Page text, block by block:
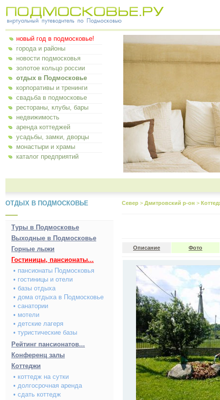
новый год в подмосковье!
города и районы
новости подмосковья
золотое кольцо россии
отдых в Подмосковье
корпоративы и тренинги
свадьба в подмосковье
рестораны, клубы, бары
недвижимость
аренда коттеджей
усадьбы, замки, дворцы
монастыри и храмы
каталог предприятий
ОТДЫХ В ПОДМОСКОВЬЕ
Туры в Подмосковье
Выходные в Подмосковье
Горные лыжи
Гостиницы, пансионаты...
• пансионаты Подмосковья
• гостиницы и отели
• базы отдыха
• дома отдыха в Подмосковье
• санатории
• мотели
• детские лагеря
• туристические базы
Рейтинг пансионатов...
Конференц залы
Коттеджи
• коттедж на сутки
• долгосрочная аренда
• сдать коттедж
Север > Дмитровский р-он >
Описание Фото